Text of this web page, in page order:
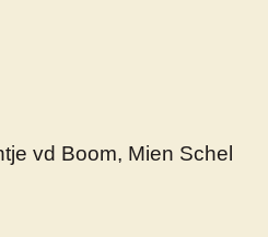
vd Boom, Mien Schel